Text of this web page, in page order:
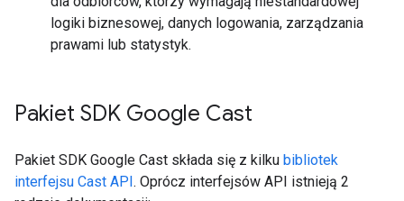
logiki biznesowej, danych logowania, zarządzania
prawami lub statystyk.
Pakiet SDK Google Cast
Pakiet SDK Google Cast składa się z kilku bibliotek
interfejsu Cast API. Oprócz interfejsów API istnieją 2